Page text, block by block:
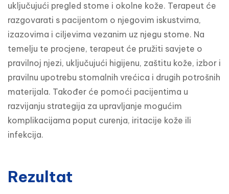
uključujući pregled stome i okolne kože. Terapeut će
razgovarati s pacijentom o njegovim iskustvima,
izazovima i ciljevima vezanim uz njegu stome. Na
temelju te procjene, terapeut će pružiti savjete o
pravilnoj njezi, uključujući higijenu, zaštitu kože, izbor i
pravilnu upotrebu stomalnih vrećica i drugih potrošnih
materijala. Također će pomoći pacijentima u
razvijanju strategija za upravljanje mogućim
komplikacijama poput curenja, iritacije kože ili
infekcija.
Rezultat